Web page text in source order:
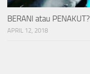
BERANI atau PENAKUT?
APRIL 12, 2018